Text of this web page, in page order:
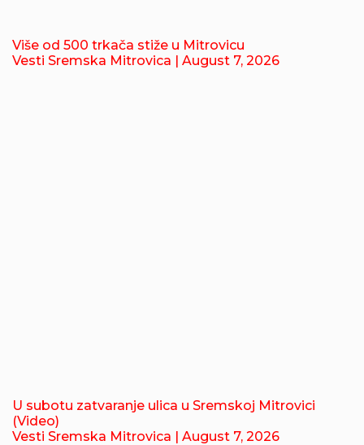
Više od 500 trkača stiže u Mitrovicu
Vesti Sremska Mitrovica | August 7, 2026
U subotu zatvaranje ulica u Sremskoj Mitrovici
(Video)
Vesti Sremska Mitrovica | August 7, 2026